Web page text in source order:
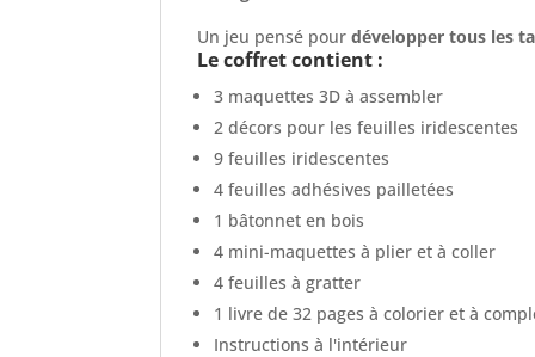
Un jeu pensé pourdévelopper tous les
Le coffret contient :
3 maquettes 3D à assembler
2 décors pour les feuilles iridescentes
9 feuilles iridescentes
4 feuilles adhésives pailletées
1 bâtonnet en bois
4 mini-maquettes à plier et à coller
4 feuilles à gratter
1 livre de 32 pages à colorier et à
Instructions à l'intérieur